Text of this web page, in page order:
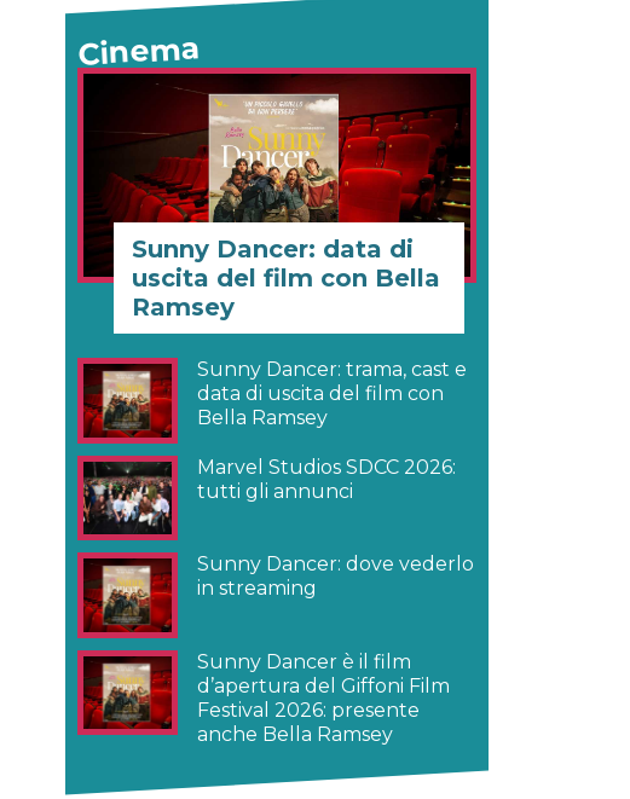
Cinema
Sunny Dancer: data di
uscita del film con Bella
Ramsey
Sunny Dancer: trama, cast e
data di uscita del film con
Bella Ramsey
Marvel Studios SDCC 2026:
tutti gli annunci
Sunny Dancer: dove vederlo
in streaming
Sunny Dancer è il film
d’apertura del Giffoni Film
Festival 2026: presente
anche Bella Ramsey